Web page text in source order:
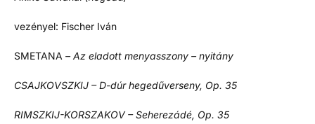
vezényel: Fischer Iván
SMETANA – Az eladott menyasszony – nyitány
CSAJKOVSZKIJ – D-dúr hegedűverseny, Op. 35
RIMSZKIJ-KORSZAKOV – Seherezádé, Op. 35